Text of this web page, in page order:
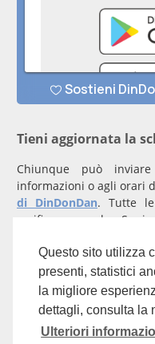
Questo sito utilizza
presenti, statistici
la migliore
dettagli, consulta la
Ulteriori
Tieni aggiornata la
Chiunque può
informazioni o agli orari
di DinDonDan. Tutte le
verifica manuale. Se
con un
comunicazioni
Per qualunque